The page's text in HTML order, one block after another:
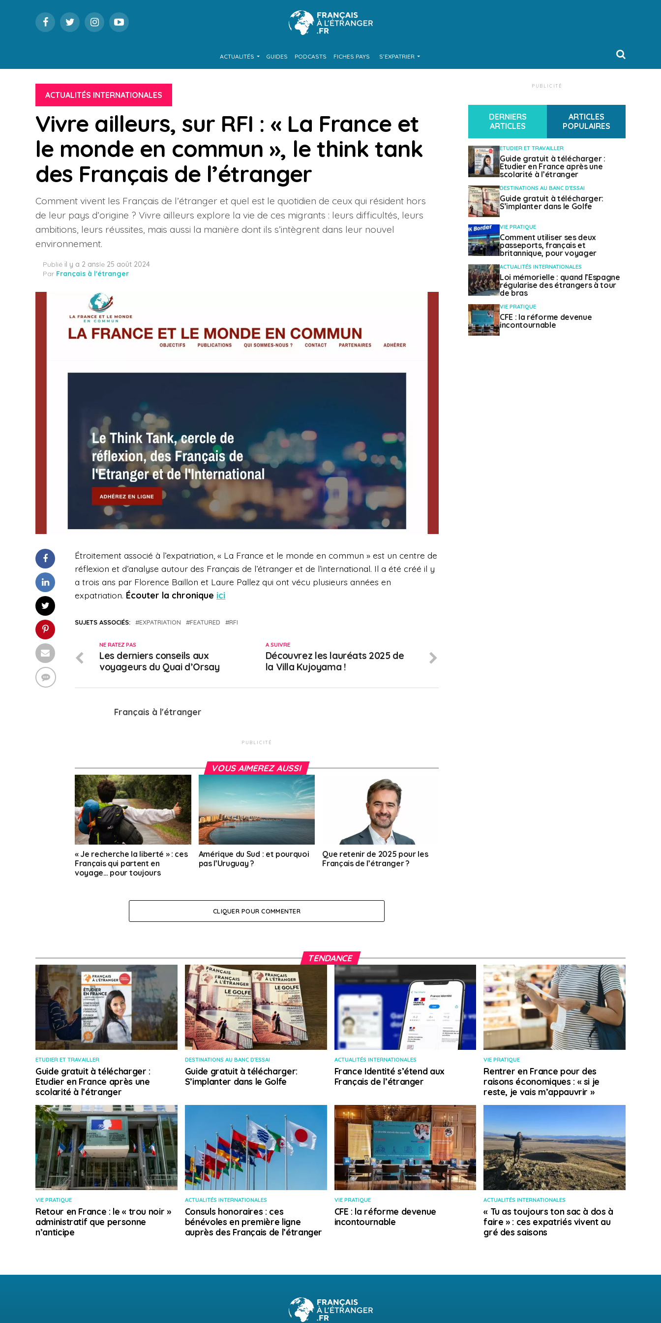
ACTUALITÉS GUIDES PODCASTS FICHES PAYS S’EXPATRIER
ACTUALITÉS INTERNATIONALES
Vivre ailleurs, sur RFI : « La France et
le monde en commun », le think tank
des Français de l’étranger
Comment vivent les Français de l’étranger et quel est le quotidien de ceux qui résident hors
de leur pays d’origine ? Vivre ailleurs explore la vie de ces migrants : leurs difficultés, leurs
ambitions, leurs réussites, mais aussi la manière dont ils s’intègrent dans leur nouvel
environnement.
Publié il y a 2 ansle 25 août 2024
Par Français à l'étranger
Étroitement associé à l’expatriation, « La France et le monde en commun » est un centre de
réflexion et d’analyse autour des Français de l’étranger et de l’international. Il a été créé il y
a trois ans par Florence Baillon et Laure Pallez qui ont vécu plusieurs années en
expatriation. Écouter la chronique ici
SUJETS ASSOCIÉS: EXPATRIATION FEATURED RFI
A SUIVRE
Découvrez les lauréats 2025 de
la Villa Kujoyama !
NE RATEZ PAS
Les derniers conseils aux
voyageurs du Quai d’Orsay
Français à l'étranger
PUBLICITÉ
VOUS AIMEREZ AUSSI
« Je recherche la liberté » : ces
Français qui partent en
voyage… pour toujours
Amérique du Sud : et pourquoi
pas l’Uruguay ?
Que retenir de 2025 pour les
Français de l’étranger ?
CLIQUER POUR COMMENTER
PUBLICITÉ
DERNIERS
ARTICLES
ARTICLES
POPULAIRES
ETUDIER ET TRAVAILLER
Guide gratuit à télécharger :
Etudier en France après une
scolarité à l’étranger
DESTINATIONS AU BANC D'ESSAI
Guide gratuit à télécharger:
S’implanter dans le Golfe
VIE PRATIQUE
Comment utiliser ses deux
passeports, français et
britannique, pour voyager
ACTUALITÉS INTERNATIONALES
Loi mémorielle : quand l’Espagne
régularise des étrangers à tour
de bras
VIE PRATIQUE
CFE : la réforme devenue
incontournable
TENDANCE
ETUDIER ET TRAVAILLER
Guide gratuit à télécharger :
Etudier en France après une
scolarité à l’étranger
DESTINATIONS AU BANC D'ESSAI
Guide gratuit à télécharger:
S’implanter dans le Golfe
ACTUALITÉS INTERNATIONALES
France Identité s’étend aux
Français de l’étranger
VIE PRATIQUE
Rentrer en France pour des
raisons économiques : « si je
reste, je vais m’appauvrir »
VIE PRATIQUE
Retour en France : le « trou noir »
administratif que personne
n’anticipe
ACTUALITÉS INTERNATIONALES
Consuls honoraires : ces
bénévoles en première ligne
auprès des Français de l’étranger
VIE PRATIQUE
CFE : la réforme devenue
incontournable
ACTUALITÉS INTERNATIONALES
« Tu as toujours ton sac à dos à
faire » : ces expatriés vivent au
gré des saisons